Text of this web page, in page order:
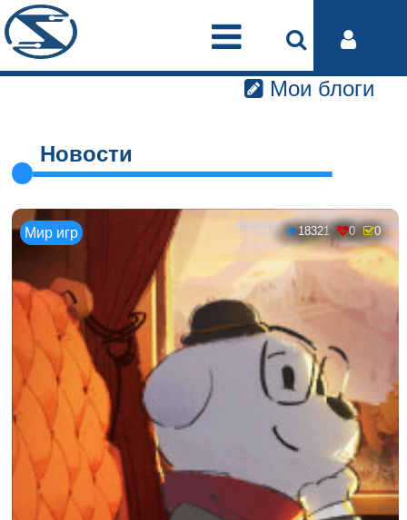
Мои блоги
Новости
Мир игр 18321 0 0